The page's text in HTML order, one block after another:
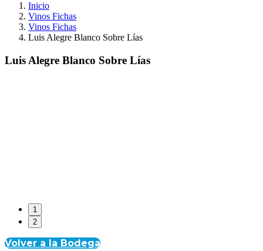
Inicio
Vinos Fichas
Vinos Fichas
Luis Alegre Blanco Sobre Lías
Luis Alegre Blanco Sobre Lías
1
2
Volver a la Bodega